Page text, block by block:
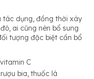
tác dụng, đồng thời xây
ai cũng nên bổ sung
tượng đặc biệt cần bổ
C
bia, thuốc lá